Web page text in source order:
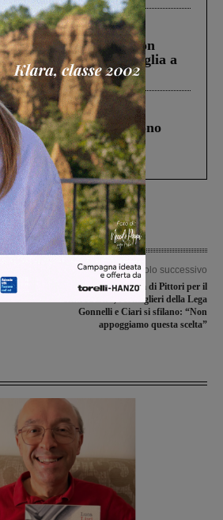
struttura di Castiglion
che aveva ucciso la figlia a
in A1 in cui morirono
Lo schianto, il
ai sorpassi fra tir....
Articolo successivo
Candidatura di Pittori per il
centrodestra, i consiglieri della Lega
Gonnelli e Ciari si sfilano: “Non
appoggiamo questa scelta”